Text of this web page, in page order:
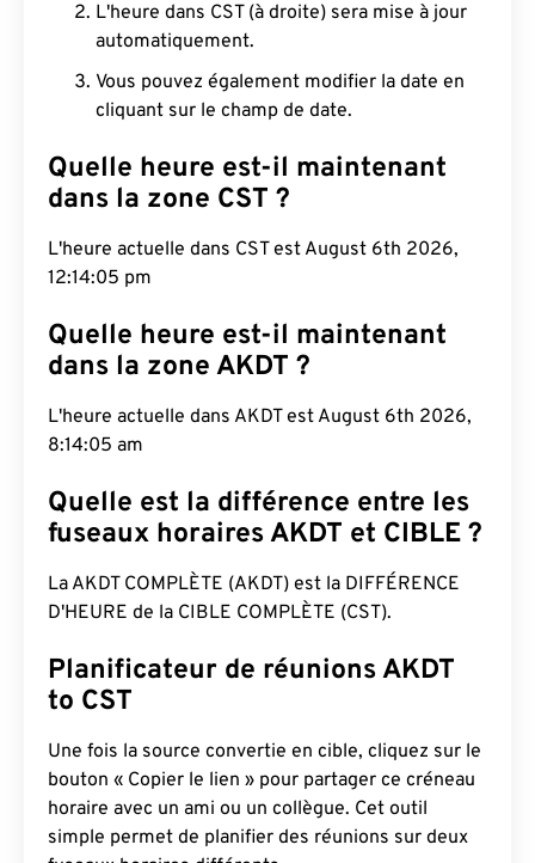
L'heure dans CST (à droite) sera mise à jour
automatiquement.
Vous pouvez également modifier la date en
cliquant sur le champ de date.
Quelle heure est-il maintenant
dans la zone CST ?
L'heure actuelle dans CST est August 6th 2026,
12:14:06 pm
Quelle heure est-il maintenant
dans la zone AKDT ?
L'heure actuelle dans AKDT est August 6th 2026,
8:14:06 am
Quelle est la différence entre les
fuseaux horaires AKDT et CIBLE ?
La AKDT COMPLÈTE (AKDT) est la DIFFÉRENCE
D'HEURE de la CIBLE COMPLÈTE (CST).
Planificateur de réunions AKDT
to CST
Une fois la source convertie en cible, cliquez sur le
bouton « Copier le lien » pour partager ce créneau
horaire avec un ami ou un collègue. Cet outil
simple permet de planifier des réunions sur deux